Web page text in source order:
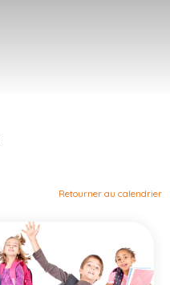
Retourner au calendrier